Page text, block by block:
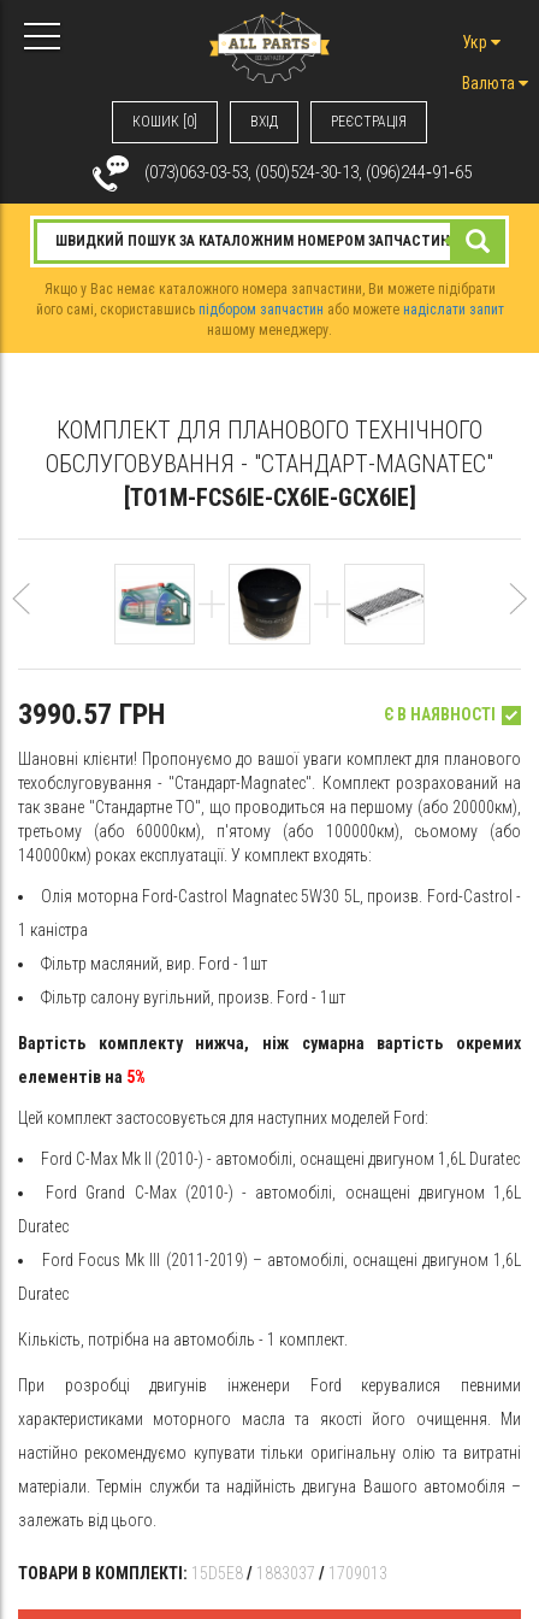
КОШИК [0] ВХIД РЕЄСТРАЦІЯ
Укр
Валюта
(073)063-03-53, (050)524-30-13, (096)244‑91‑65
Якщо у Вас немає каталожного номера запчастини, Ви можете підібрати
його самі, скориставшись підбором запчастин або можете надіслати запит
нашому менеджеру.
КОМПЛЕКТ ДЛЯ ПЛАНОВОГО ТЕХНІЧНОГО
ОБСЛУГОВУВАННЯ - "СТАНДАРТ-MAGNATEC"
[TO1M-FCS6IE-CX6IE-GCX6IE]
3990.57 ГРН Є В НАЯВНОСТІ
Шановні клієнти! Пропонуємо до вашої уваги комплект для планового
техобслуговування - "Стандарт-Magnatec". Комплект розрахований на
так зване "Стандартне ТО", що проводиться на першому (або 20000км),
третьому (або 60000км), п'ятому (або 100000км), сьомому (або
140000км) роках експлуатації. У комплект входять:
Олія моторна Ford-Castrol Magnatec 5W30 5L, произв. Ford-Castrol -
1 каністра
Фільтр масляний, вир. Ford - 1шт
Фільтр салону вугільний, произв. Ford - 1шт
Вартість комплекту нижча, ніж сумарна вартість окремих
елементів на 5%
Цей комплект застосовується для наступних моделей Ford:
Ford С-Max Mk II (2010-) - автомобілі, оснащені двигуном 1,6L Duratec
Ford Grand С-Max (2010-) - автомобілі, оснащені двигуном 1,6L
Duratec
Ford Focus Mk III (2011-2019) – автомобілі, оснащені двигуном 1,6L
Duratec
Кількість, потрібна на автомобіль - 1 комплект.
При розробці двигунів інженери Ford керувалися певними
характеристиками моторного масла та якості його очищення. Ми
настійно рекомендуємо купувати тільки оригінальну олію та витратні
матеріали. Термін служби та надійність двигуна Вашого автомобіля –
залежать від цього.
ТОВАРИ В КОМПЛЕКТІ: 15D5E8/ 1883037 / 1709013